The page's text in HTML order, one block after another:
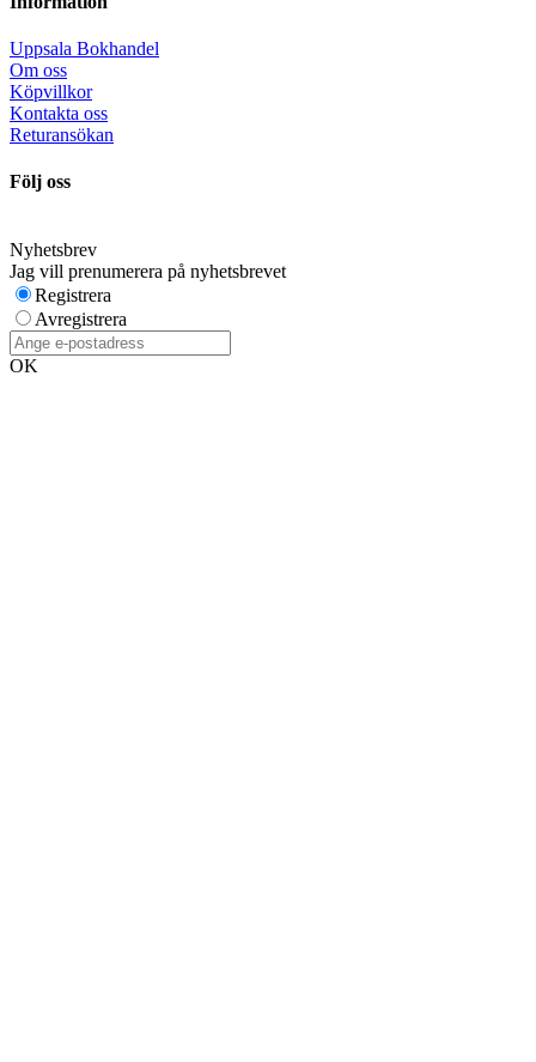
Uppsala Bokhandel
Om oss
Köpvillkor
Kontakta oss
Returansökan
Följ oss
Nyhetsbrev
Jag vill prenumerera på nyhetsbrevet
Registrera
Avregistrera
OK